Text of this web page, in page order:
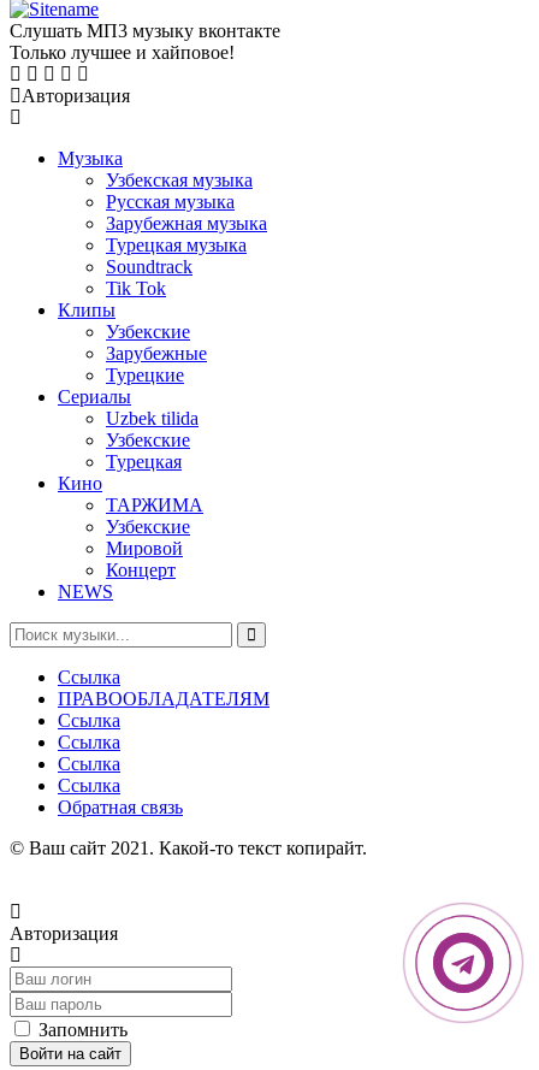
Слушать МП3 музыку вконтакте
Только лучшее и хайповое!
Авторизация
Mузыка
Узбекская музыка
Русская музыка
Зарубежная музыка
Турецкая музыка
Soundtrack
Tik Tok
Клипы
Узбекские
Зарубежные
Турецкие
Сериалы
Uzbek tilida
Узбекские
Турецкая
Кино
ТАРЖИМА
Узбекские
Мировой
Концерт
NEWS
Ссылка
ПРАВООБЛАДАТЕЛЯМ
Ссылка
Ссылка
Ссылка
Ссылка
Обратная связь
© Ваш сайт 2021. Какой-то текст копирайт.
Авторизация
Запомнить
Войти на сайт